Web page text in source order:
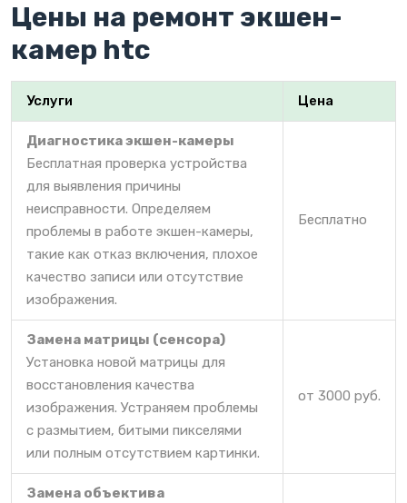
Цены на ремонт экшен-
камер htc
Услуги Цена
Диагностика экшен-камеры
Бесплатная проверка устройства
для выявления причины
неисправности. Определяем
проблемы в работе экшен-камеры,
такие как отказ включения, плохое
качество записи или отсутствие
изображения.
Бесплатно
Замена матрицы (сенсора)
Установка новой матрицы для
восстановления качества
изображения. Устраняем проблемы
с размытием, битыми пикселями
или полным отсутствием картинки.
от 3000 руб.
Замена объектива